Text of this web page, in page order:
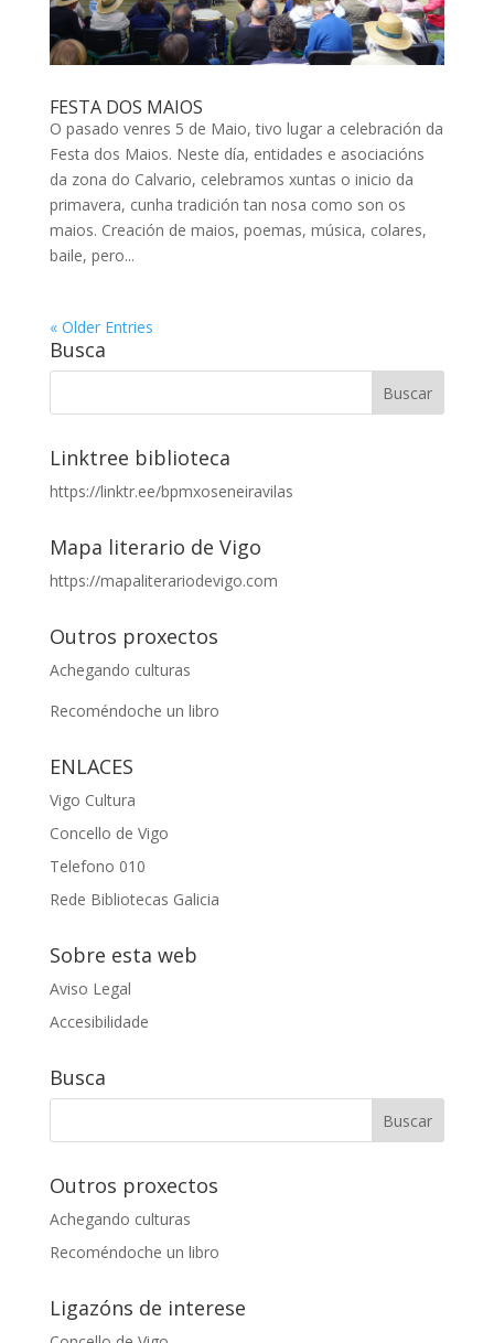
FESTA DOS MAIOS
O pasado venres 5 de Maio, tivo lugar a celebración da
Festa dos Maios. Neste día, entidades e asociacións
da zona do Calvario, celebramos xuntas o inicio da
primavera, cunha tradición tan nosa como son os
maios. Creación de maios, poemas, música, colares,
baile, pero...
« Older Entries
Busca
Linktree biblioteca
https://linktr.ee/bpmxoseneiravilas
Mapa literario de Vigo
https://mapaliterariodevigo.com
Outros proxectos
Achegando culturas
Recoméndoche un libro
ENLACES
Vigo Cultura
Concello de Vigo
Telefono 010
Rede Bibliotecas Galicia
Sobre esta web
Aviso Legal
Accesibilidade
Busca
Outros proxectos
Achegando culturas
Recoméndoche un libro
Ligazóns de interese